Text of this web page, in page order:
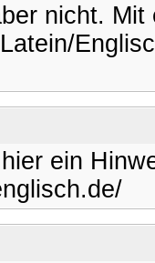
nicht.
ein